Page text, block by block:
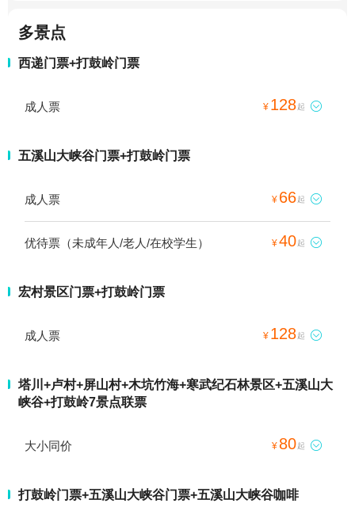
多景点
西递门票+打鼓岭门票
成人票 ¥ 128起 
五溪山大峡谷门票+打鼓岭门票
成人票 ¥ 66起 
优待票（未成年人/老人/在校学生） ¥40起 
宏村景区门票+打鼓岭门票
成人票 ¥ 128起 
塔川+卢村+屏山村+木坑竹海+寒武纪石林景区+五溪山大
峡谷+打鼓岭7景点联票
大小同价 ¥ 80起 
打鼓岭门票+五溪山大峡谷门票+五溪山大峡谷咖啡